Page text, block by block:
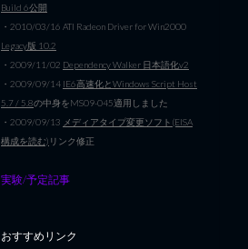
Build 6公開
・2010/03/16 ATI Radeon Driver for Win2000
Legacy版 10.2
・2009/11/02 Dependency Walker 日本語化v2
・2009/09/14 IE6高速化とWindows Script Host
5.7 / 5.8の中身をMS09-045適用しました
・2009/09/13 メディアタイプ変更ソフト(EISA
構成を読む) リンク修正
実験/予定記事
おすすめリンク